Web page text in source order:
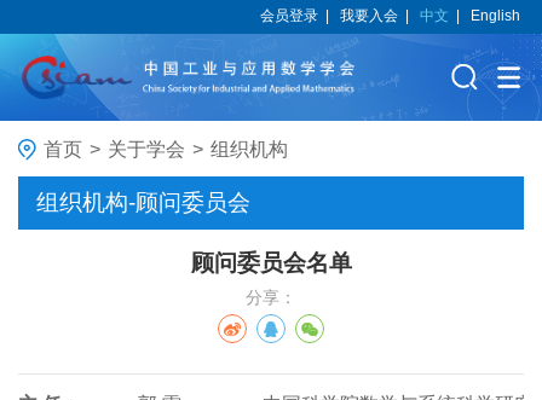
会员登录 |我要入会 |中文 English
首页 > 关于学会 > 组织机构
组织机构-顾问委员会
顾问委员会名单
分享：